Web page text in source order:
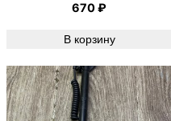
670₽
В корзину